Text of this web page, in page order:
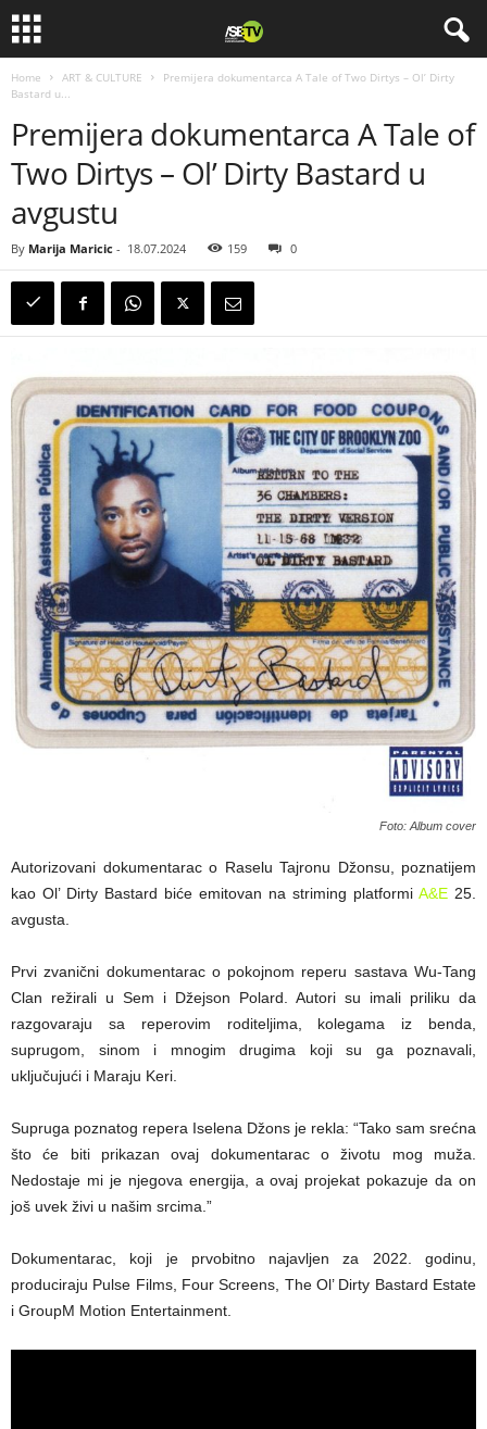
Home ART & CULTURE
Premijera dokumentarca A Tale of Two Dirtys – Ol’ Dirty
Bastard u...
Premijera dokumentarca A Tale of
Two Dirtys – Ol’ Dirty Bastard u
avgustu
By Marija Maricic - 18.07.2024 159 0
Foto: Album cover
Autorizovani dokumentarac o Raselu Tajronu Džonsu, poznatijem
kao Ol’ Dirty Bastard biće emitovan na striming platformi A&E 25.
avgusta.
Prvi zvanični dokumentarac o pokojnom reperu sastava Wu-Tang
Clan režirali u Sem i Džejson Polard. Autori su imali priliku da
razgovaraju sa reperovim roditeljima, kolegama iz benda,
suprugom, sinom i mnogim drugima koji su ga poznavali,
uključujući i Maraju Keri.
Supruga poznatog repera Iselena Džons je rekla: “Tako sam srećna
što će biti prikazan ovaj dokumentarac o životu mog muža.
Nedostaje mi je njegova energija, a ovaj projekat pokazuje da on
još uvek živi u našim srcima.”
Dokumentarac, koji je prvobitno najavljen za 2022. godinu,
produciraju Pulse Films, Four Screens, The Ol’ Dirty Bastard Estate
i GroupM Motion Entertainment.